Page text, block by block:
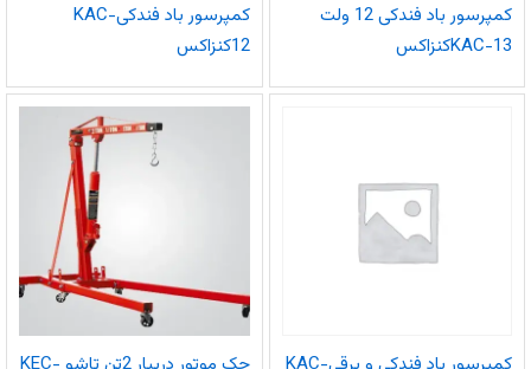
کمپرسور باد فندکی 12 ولت
KAC-13کنزاکس
کمپرسور باد فندکیKAC-
12کنزاکس